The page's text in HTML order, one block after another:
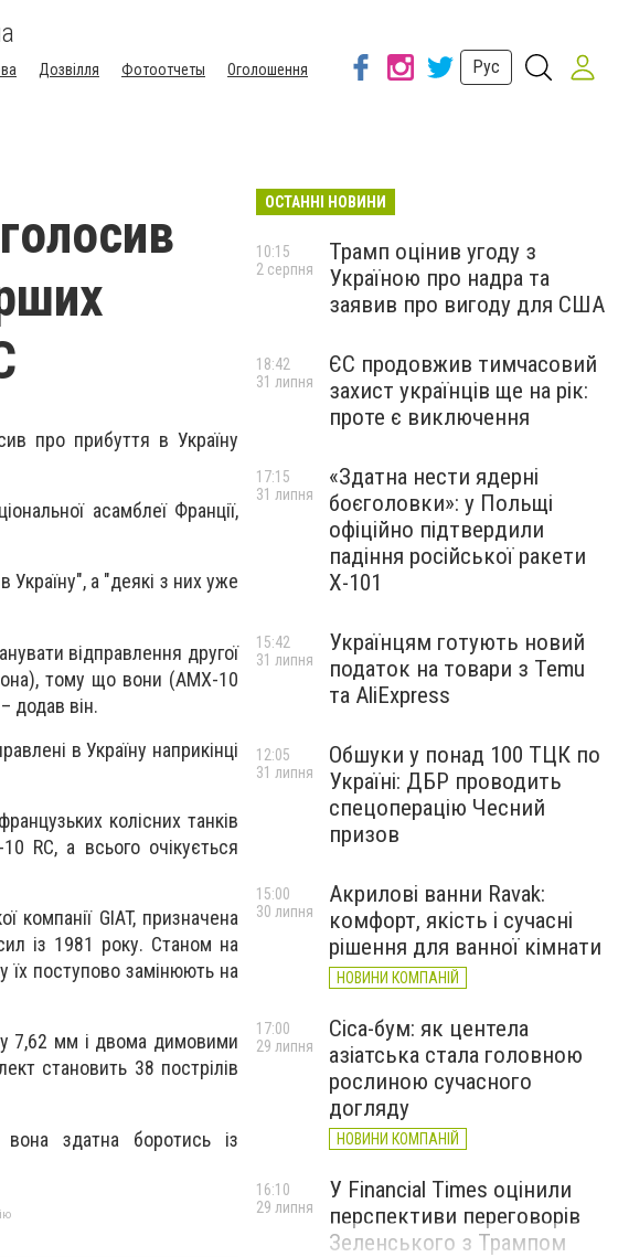
Дозвілля Фотоотчеты
Оголошення
Рус
про прибуття в Україну
асамблеї Франції,
а "деякі з них уже
відправлення другої
тому що вони (AMX-10
додав він.
в Україну наприкінці
колісних танків
RC, а всього очікується
GIAT, призначена
із 1981 року. Станом на
їх поступово замінюють на
7,62 мм і двома димовими
становить 38 пострілів
здатна боротись із
ОСТАННІ НОВИНИ
Трамп оцінив угоду з
Україною про надра та
заявив про вигоду для США
10:15
2 серпня
ЄС продовжив тимчасовий
захист українців ще на рік:
проте є виключення
18:42
31 липня
«Здатна нести ядерні
боєголовки»: у Польщі
офіційно підтвердили
падіння російської ракети
Х-101
17:15
31 липня
Українцям готують новий
податок на товари з Temu
та AliExpress
15:42
31 липня
Обшуки у понад 100 ТЦК по
Україні: ДБР проводить
спецоперацію Чесний
призов
12:05
31 липня
Акрилові ванни Ravak:
комфорт, якість і сучасні
рішення для ванної кімнати
НОВИНИ КОМПАНІЙ
15:00
30 липня
Cica-бум: як центела
азіатська стала головною
рослиною сучасного
догляду
НОВИНИ КОМПАНІЙ
17:00
29 липня
У Financial Times оцінили
перспективи переговорів
Зеленського з Трампом
16:10
29 липня